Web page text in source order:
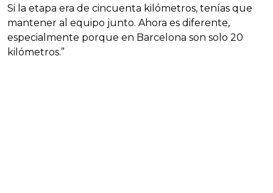
Si la etapa era de cincuenta kilómetros, tenías que
mantener al equipo junto. Ahora es diferente,
especialmente porque en Barcelona son solo 20
kilómetros.”